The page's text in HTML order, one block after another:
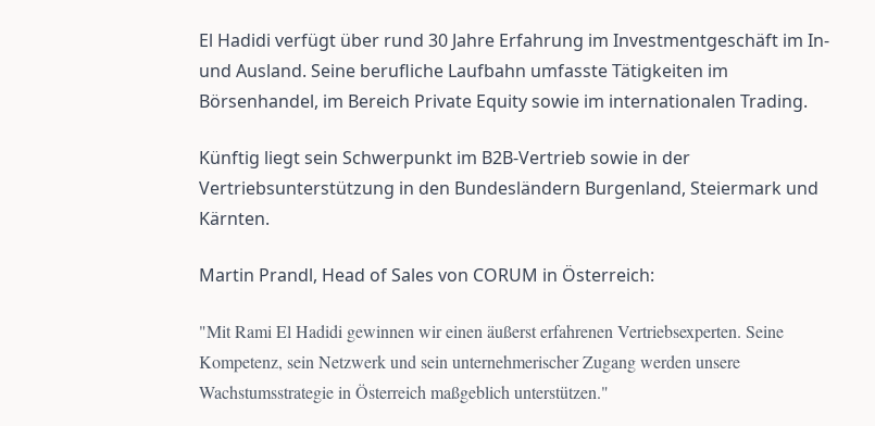
El Hadidi verfügt über rund 30 Jahre Erfahrung im Investmentgeschäft im In-
und Ausland. Seine berufliche Laufbahn umfasste Tätigkeiten im
Börsenhandel, im Bereich Private Equity sowie im internationalen Trading.
Künftig liegt sein Schwerpunkt im B2B-Vertrieb sowie in der
Vertriebsunterstützung in den Bundesländern Burgenland, Steiermark und
Kärnten.
Martin Prandl, Head of Sales von CORUM in Österreich:
"Mit Rami El Hadidi gewinnen wir einen äußerst erfahrenen Vertriebsexperten. Seine
Kompetenz, sein Netzwerk und sein unternehmerischer Zugang werden unsere
Wachstumsstrategie in Österreich maßgeblich unterstützen."